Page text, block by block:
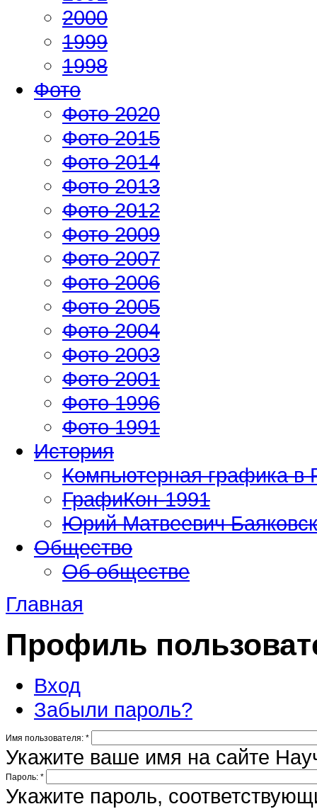
2000
1999
1998
Фото
Фото 2020
Фото 2015
Фото 2014
Фото 2013
Фото 2012
Фото 2009
Фото 2007
Фото 2006
Фото 2005
Фото 2004
Фото 2003
Фото 2001
Фото 1996
Фото 1991
История
Компьютерная графика в
ГрафиКон-1991
Юрий Матвеевич
Общество
Об обществе
Главная
Профиль
Вход
Забыли пароль?
Имя пользователя: *
Укажите ваше имя на сайте
Пароль: *
Укажите пароль,